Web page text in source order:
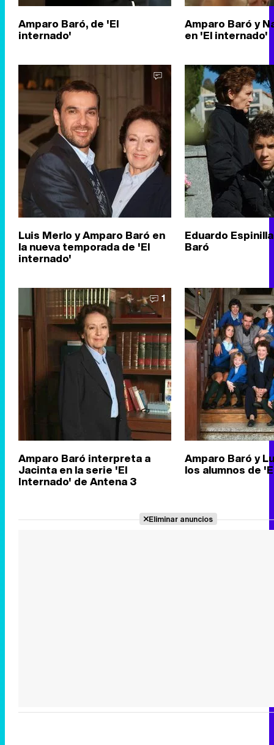
Amparo Baró, de 'El
internado'
Amparo Baró y
en 'El internado'
Luis Merlo y Amparo Baró en
la nueva temporada de 'El
internado'
Eduardo
Baró
1
Amparo Baró interpreta a
Jacinta en la serie 'El
Internado' de Antena 3
Amparo Baró y
los alumnos de
Eliminar anuncios